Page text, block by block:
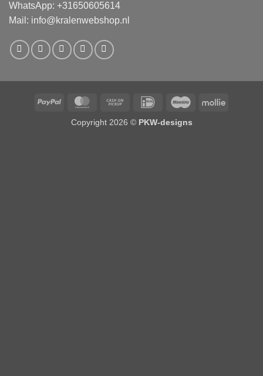
WhatsApp: +31650605614
Mail: info@kralenwebshop.nl
PayPal MasterCardCash
Pickup
IDeal Maestro Mollie
Copyright 2026 © PKW-designs